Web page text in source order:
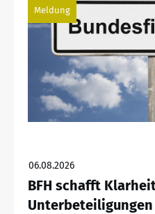
Meldung
06.08.2026
BFH schafft
Unterbeteiligungen